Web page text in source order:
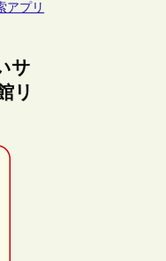
アプリ
サ
リ